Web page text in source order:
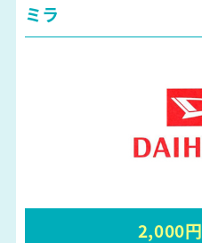
ミラ
2,000円